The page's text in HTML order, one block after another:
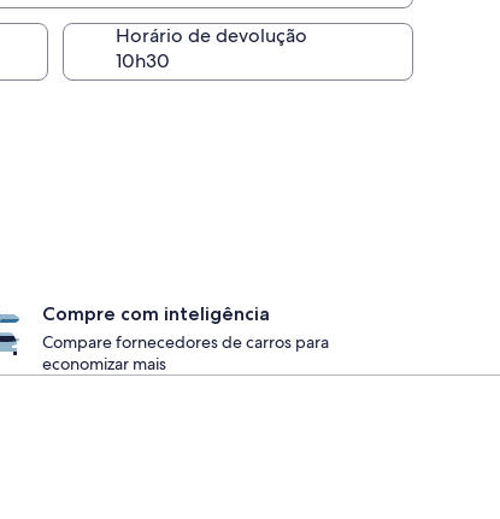
Horário de devolução
Compre com inteligência
Compare fornecedores de carros para
economizar mais